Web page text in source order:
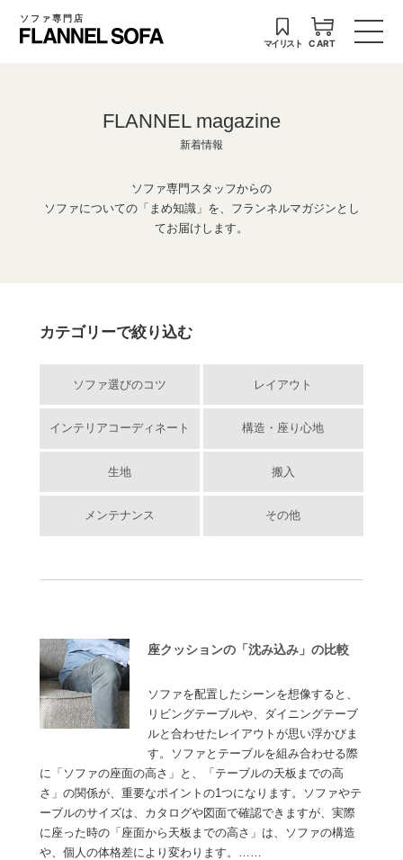
ソファ専門店
マイリスト CART
FLANNEL magazine
新着情報
ソファ専門スタッフからの
ソファについての「まめ知識」を、フランネルマガジンとし
てお届けします。
カテゴリーで絞り込む
ソファ選びのコツ レイアウト
インテリアコーディネート 構造・座り心地
生地 搬入
メンテナンス その他
座クッションの「沈み込み」の比較
ソファを配置したシーンを想像すると、
リビングテーブルや、ダイニングテーブ
ルと合わせたレイアウトが思い浮かびま
す。ソファとテーブルを組み合わせる際
に「ソファの座面の高さ」と、「テーブルの天板までの高
さ」の関係が、重要なポイントの1つになります。ソファやテ
ーブルのサイズは、カタログや図面で確認できますが、実際
に座った時の「座面から天板までの高さ」は、ソファの構造
や、個人の体格差により変わります。……